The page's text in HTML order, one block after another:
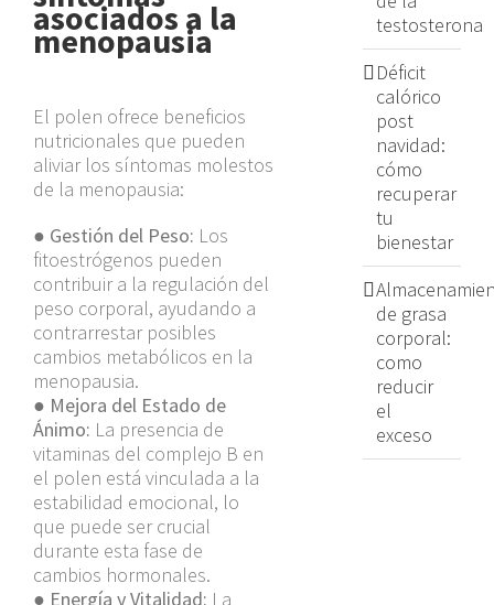
asociados a la
menopausia
El polen ofrece beneficios
nutricionales que pueden
aliviar los síntomas molestos
de la menopausia:
● Gestión del Peso: Los
fitoestrógenos pueden
contribuir a la regulación del
peso corporal, ayudando a
contrarrestar posibles
cambios metabólicos en la
menopausia.
● Mejora del Estado de
Ánimo: La presencia de
vitaminas del complejo B en
el polen está vinculada a la
estabilidad emocional, lo
que puede ser crucial
durante esta fase de
cambios hormonales.
● Energía y Vitalidad: La
testosterona
Déficit
calórico
post
navidad:
cómo
recuperar
tu
bienestar
de grasa
corporal:
como
reducir
el
exceso